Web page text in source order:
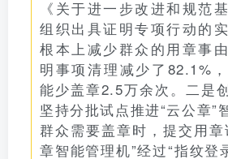
《关于进一步改进和规范
组织出具证明专项行动的
根本上减少群众的用章事
明事项清理减少了82.1%
能少盖章2.5万余次。二是
坚持分批试点推进“云公章”
群众需要盖章时，提交用章
章智能管理机”经过“指纹登